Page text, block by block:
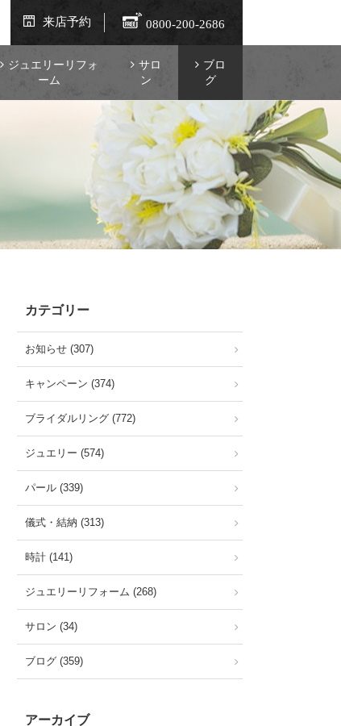
来店予約 0800-200-2686
ジュエリーリフォ
ーム
サロ
ン
ブロ
グ
カテゴリー
お知らせ (307)
キャンペーン (374)
ブライダルリング (772)
ジュエリー (574)
パール (339)
儀式・結納 (313)
時計 (141)
ジュエリーリフォーム (268)
サロン (34)
ブログ (359)
アーカイブ